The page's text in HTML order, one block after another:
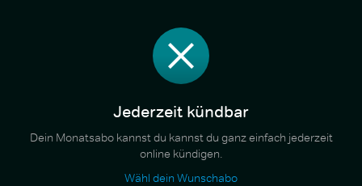
Jederzeit kündbar
Dein Monatsabo kannst du kannst du ganz einfach jederzeit
online kündigen.
Wähl dein Wunschabo